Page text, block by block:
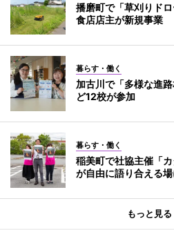
播磨町で「草刈りド
食店店主が新規事業
暮らす・働く
加古川で「多様な進
ど12校が参加
暮らす・働く
稲美町で社協主催「
が自由に語り合える場
もっと見る